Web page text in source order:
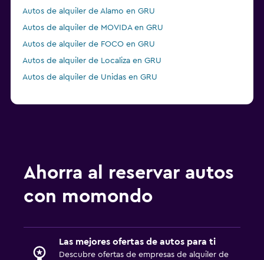
Autos de alquiler de Alamo en GRU
Autos de alquiler de MOVIDA en GRU
Autos de alquiler de FOCO en GRU
Autos de alquiler de Localiza en GRU
Autos de alquiler de Unidas en GRU
Ahorra al reservar autos
con momondo
Las mejores ofertas de autos para ti
Descubre ofertas de empresas de alquiler de